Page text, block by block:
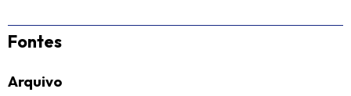
Fontes
Arquivo